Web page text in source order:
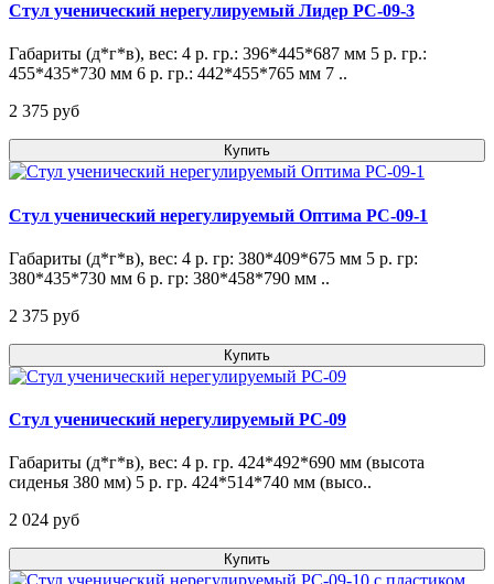
Стул ученический нерегулируемый Лидер РС-09-3
Габариты (д*г*в), вес: 4 р. гр.: 396*445*687 мм 5 р. гр.:
455*435*730 мм 6 р. гр.: 442*455*765 мм 7 ..
2 375 pуб
Купить
Стул ученический нерегулируемый Оптима РС-09-1
Габариты (д*г*в), вес: 4 р. гр: 380*409*675 мм 5 р. гр:
380*435*730 мм 6 р. гр: 380*458*790 мм ..
2 375 pуб
Купить
Стул ученический нерегулируемый РС-09
Габариты (д*г*в), вес: 4 р. гр. 424*492*690 мм (высота
сиденья 380 мм) 5 р. гр. 424*514*740 мм (высо..
2 024 pуб
Купить